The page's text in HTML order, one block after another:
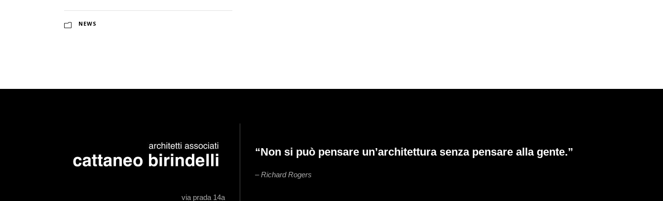
NEWS
via prada 14a
“Non si può pensare un’architettura senza pensare alla gente.”
– Richard Rogers